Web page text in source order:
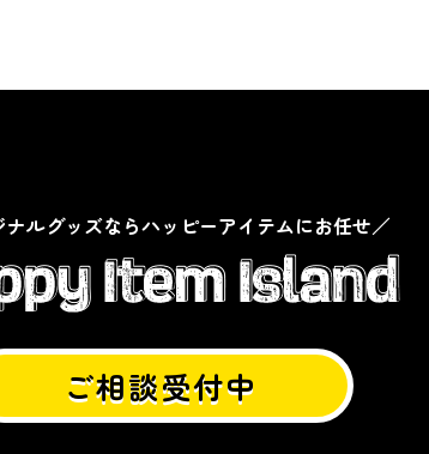
ナルグッズならハッピーアイテムにお任せ／
ご相談受付中